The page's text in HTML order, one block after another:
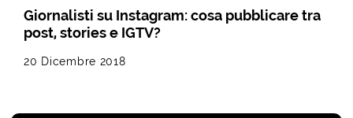
Giornalisti su Instagram: cosa pubblicare tra
post, stories e IGTV?
20 Dicembre 2018